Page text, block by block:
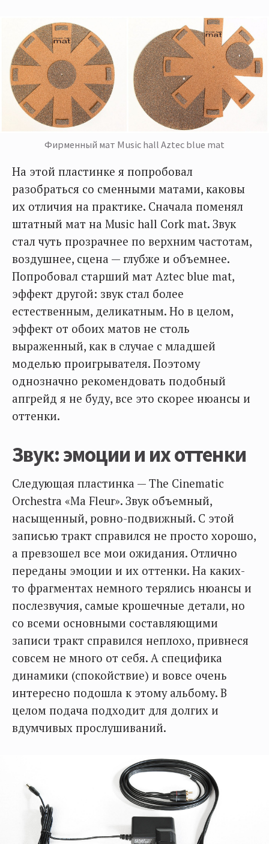
Фирменный мат Music hall Aztec blue mat
На этой пластинке я попробовал
разобраться со сменными матами, каковы
их отличия на практике. Сначала поменял
штатный мат на Music hall Cork mat. Звук
стал чуть прозрачнее по верхним частотам,
воздушнее, сцена — глубже и объемнее.
Попробовал старший мат Aztec blue mat,
эффект другой: звук стал более
естественным, деликатным. Но в целом,
эффект от обоих матов не столь
выраженный, как в случае с младшей
моделью проигрывателя. Поэтому
однозначно рекомендовать подобный
апгрейд я не буду, все это скорее нюансы и
оттенки.
Звук: эмоции и их оттенки
Следующая пластинка — The Cinematic
Orchestra «Ma Fleur». Звук объемный,
насыщенный, ровно-подвижный. С этой
записью тракт справился не просто хорошо,
а превзошел все мои ожидания. Отлично
переданы эмоции и их оттенки. На каких-
то фрагментах немного терялись нюансы и
послезвучия, самые крошечные детали, но
со всеми основными составляющими
записи тракт справился неплохо, привнеся
совсем не много от себя. А специфика
динамики (спокойствие) и вовсе очень
интересно подошла к этому альбому. В
целом подача подходит для долгих и
вдумчивых прослушиваний.